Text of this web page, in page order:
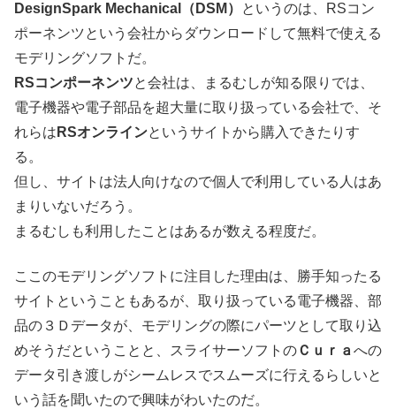
DesignSpark Mechanical（DSM）
というのは、RSコン
ポーネンツという会社からダウンロードして無料で使える
モデリングソフトだ。
RSコンポーネンツと会社は、まるむしが知る限りでは、
電子機器や電子部品を超大量に取り扱っている会社で、そ
れらは RSオンラインというサイトから購入できたりす
る。
但し、サイトは法人向けなので個人で利用している人はあ
まりいないだろう。
まるむしも利用したことはあるが数える程度だ。
ここのモデリングソフトに注目した理由は、勝手知ったる
サイトということもあるが、取り扱っている電子機器、部
品の３Ｄデータが、モデリングの際にパーツとして取り込
めそうだということと、スライサーソフトのＣｕｒａ への
データ引き渡しがシームレスでスムーズに行えるらしいと
いう話を聞いたので興味がわいたのだ。